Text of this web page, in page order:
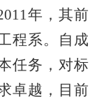
年，其前
程系。自成
任务，对标
卓越，目前